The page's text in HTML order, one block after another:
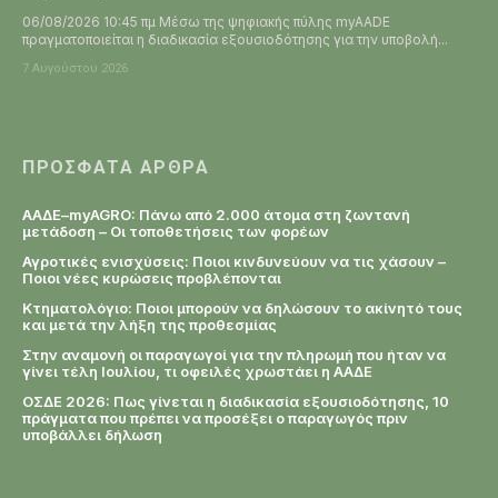
06/08/2026 10:45 πμ Μέσω της ψηφιακής πύλης myAADE
πραγματοποιείται η διαδικασία εξουσιοδότησης για την υποβολή...
7 Αυγούστου 2026
ΠΡΌΣΦΑΤΑ ΆΡΘΡΑ
ΑΑΔΕ–myAGRO: Πάνω από 2.000 άτομα στη ζωντανή
μετάδοση – Οι τοποθετήσεις των φορέων
Αγροτικές ενισχύσεις: Ποιοι κινδυνεύουν να τις χάσουν –
Ποιοι νέες κυρώσεις προβλέπονται
Κτηματολόγιο: Ποιοι μπορούν να δηλώσουν το ακίνητό τους
και μετά την λήξη της προθεσμίας
Στην αναμονή οι παραγωγοί για την πληρωμή που ήταν να
γίνει τέλη Ιουλίου, τι οφειλές χρωστάει η ΑΑΔΕ
ΟΣΔΕ 2026: Πως γίνεται η διαδικασία εξουσιοδότησης, 10
πράγματα που πρέπει να προσέξει ο παραγωγός πριν
υποβάλλει δήλωση